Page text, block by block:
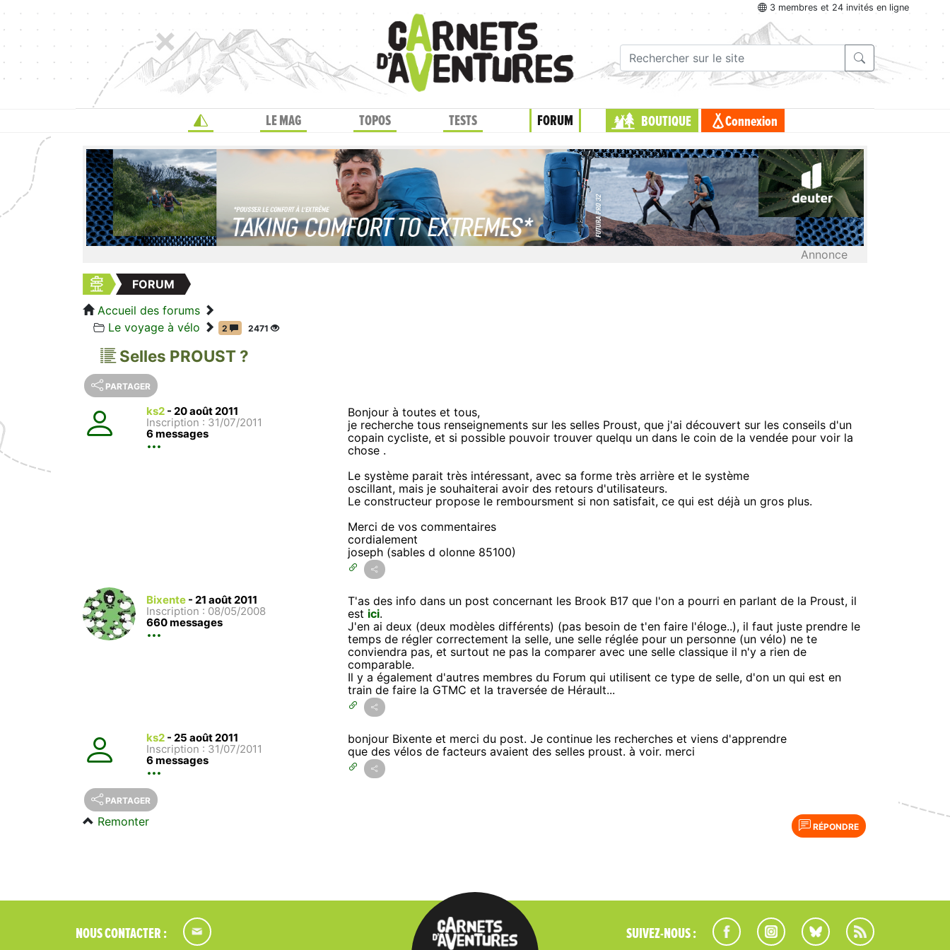
3 membres et 24 invités en ligne
LE MAG TOPOS TESTS FORUM BOUTIQUE Connexion
Annonce
FORUM
Accueil des forums
Le voyage à vélo
2 2471
Selles PROUST ?
PARTAGER
ks2 - 20 août 2011
Inscription : 31/07/2011
6 messages
Bonjour à toutes et tous,
je recherche tous renseignements sur les selles Proust, que j'ai découvert sur les conseils d'un
copain cycliste, et si possible pouvoir trouver quelqu un dans le coin de la vendée pour voir la
chose .
Le système parait très intéressant, avec sa forme très arrière et le système
oscillant, mais je souhaiterai avoir des retours d'utilisateurs.
Le constructeur propose le remboursment si non satisfait, ce qui est déjà un gros plus.
Merci de vos commentaires
cordialement
joseph (sables d olonne 85100)
Bixente - 21 août 2011
Inscription : 08/05/2008
660 messages
T'as des info dans un post concernant les Brook B17 que l'on a pourri en parlant de la Proust, il
est ici.
J'en ai deux (deux modèles différents) (pas besoin de t'en faire l'éloge..), il faut juste prendre le
temps de régler correctement la selle, une selle réglée pour un personne (un vélo) ne te
conviendra pas, et surtout ne pas la comparer avec une selle classique il n'y a rien de
comparable.
Il y a également d'autres membres du Forum qui utilisent ce type de selle, d'on un qui est en
train de faire la GTMC et la traversée de Hérault...
ks2 - 25 août 2011
Inscription : 31/07/2011
6 messages
bonjour Bixente et merci du post. Je continue les recherches et viens d'apprendre
que des vélos de facteurs avaient des selles proust. à voir. merci
PARTAGER
RÉPONDRE
Remonter
NOUS CONTACTER : SUIVEZ-NOUS :